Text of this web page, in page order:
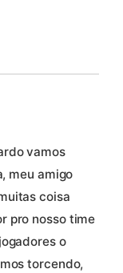
vamos
meu amigo
coisa
pro nosso time
o
torcendo,